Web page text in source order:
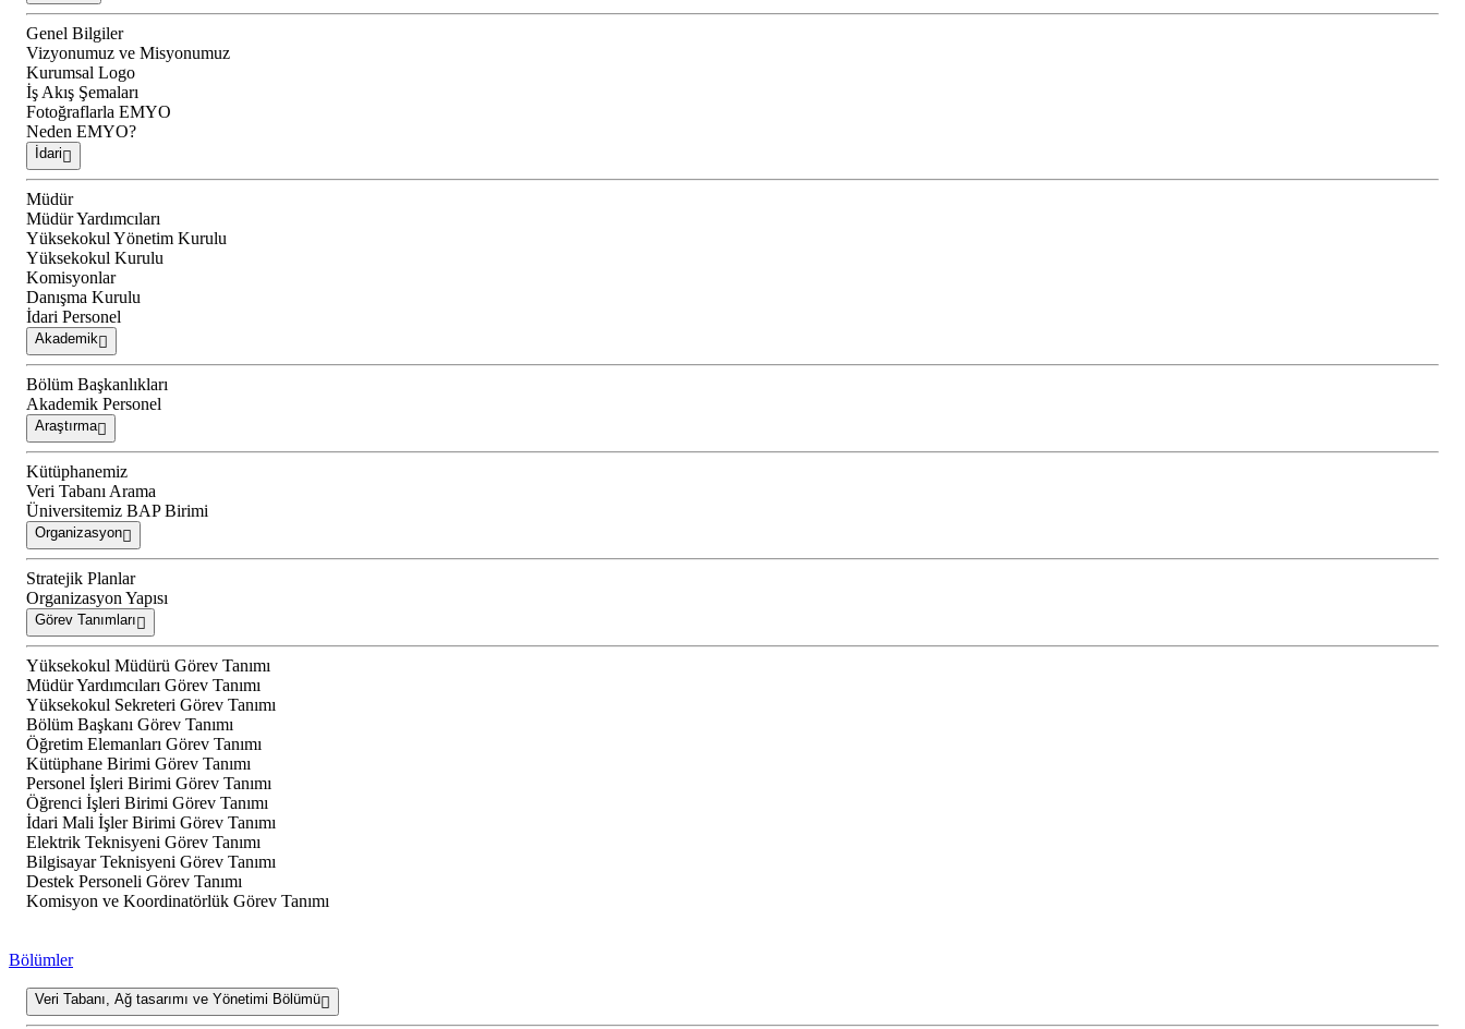
Genel Bilgiler
Vizyonumuz ve Misyonumuz
Kurumsal Logo
İş Akış Şemaları
Fotoğraflarla EMYO
Neden EMYO?
İdari
Müdür
Müdür Yardımcıları
Yüksekokul Yönetim Kurulu
Yüksekokul Kurulu
Komisyonlar
Danışma Kurulu
İdari Personel
Akademik
Bölüm Başkanlıkları
Akademik Personel
Araştırma
Kütüphanemiz
Veri Tabanı Arama
Üniversitemiz BAP Birimi
Organizasyon
Stratejik Planlar
Organizasyon Yapısı
Görev Tanımları
Yüksekokul Müdürü Görev Tanımı
Müdür Yardımcıları Görev Tanımı
Yüksekokul Sekreteri Görev Tanımı
Bölüm Başkanı Görev Tanımı
Öğretim Elemanları Görev Tanımı
Kütüphane Birimi Görev Tanımı
Personel İşleri Birimi Görev Tanımı
Öğrenci İşleri Birimi Görev Tanımı
İdari Mali İşler Birimi Görev Tanımı
Elektrik Teknisyeni Görev Tanımı
Bilgisayar Teknisyeni Görev Tanımı
Destek Personeli Görev Tanımı
Komisyon ve Koordinatörlük Görev Tanımı
Bölümler
Veri Tabanı, Ağ tasarımı ve Yönetimi Bölümü